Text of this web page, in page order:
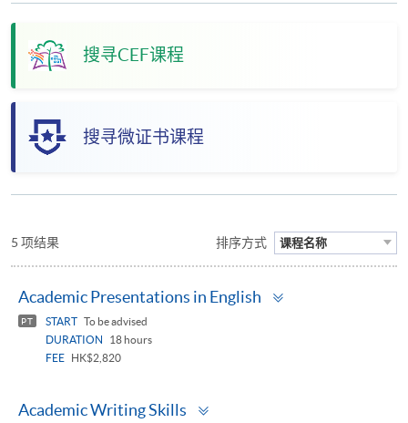
搜寻CEF课程
搜寻微证书课程
5 项结果 排序方式 课程名称
Academic Presentations in English
PT START To be advised
DURATION
18 hours
FEE
HK$2,820
Academic Writing Skills